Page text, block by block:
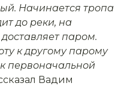
Начинается тропа
до реки, на
паром.
к другому парому
к первоначальной
Вадим